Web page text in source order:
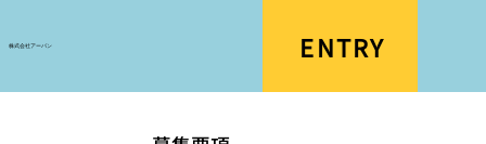
ENTRY
株式会社アーバン